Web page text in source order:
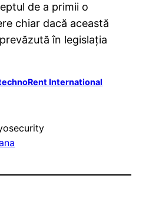
de a primii o
chiar dacă această
în legislația
International